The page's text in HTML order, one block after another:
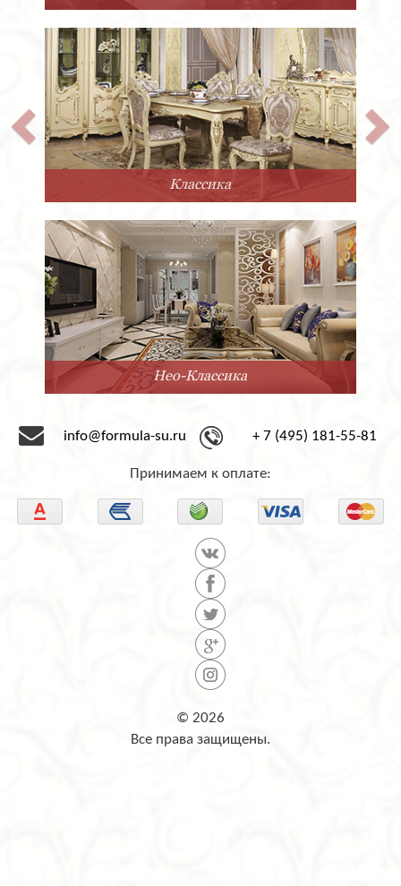
Классика
Нео-Классика
info@formula-su.ru + 7 (495) 181-55-81
Принимаем к оплате:
© 2026
Все права защищены.